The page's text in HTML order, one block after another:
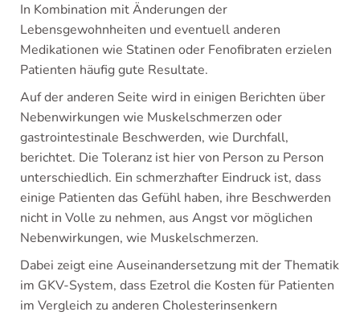
In Kombination mit Änderungen der
Lebensgewohnheiten und eventuell anderen
Medikationen wie Statinen oder Fenofibraten erzielen
Patienten häufig gute Resultate.
Auf der anderen Seite wird in einigen Berichten über
Nebenwirkungen wie Muskelschmerzen oder
gastrointestinale Beschwerden, wie Durchfall,
berichtet. Die Toleranz ist hier von Person zu Person
unterschiedlich. Ein schmerzhafter Eindruck ist, dass
einige Patienten das Gefühl haben, ihre Beschwerden
nicht in Volle zu nehmen, aus Angst vor möglichen
Nebenwirkungen, wie Muskelschmerzen.
Dabei zeigt eine Auseinandersetzung mit der Thematik
im GKV-System, dass Ezetrol die Kosten für Patienten
im Vergleich zu anderen Cholesterinsenkern